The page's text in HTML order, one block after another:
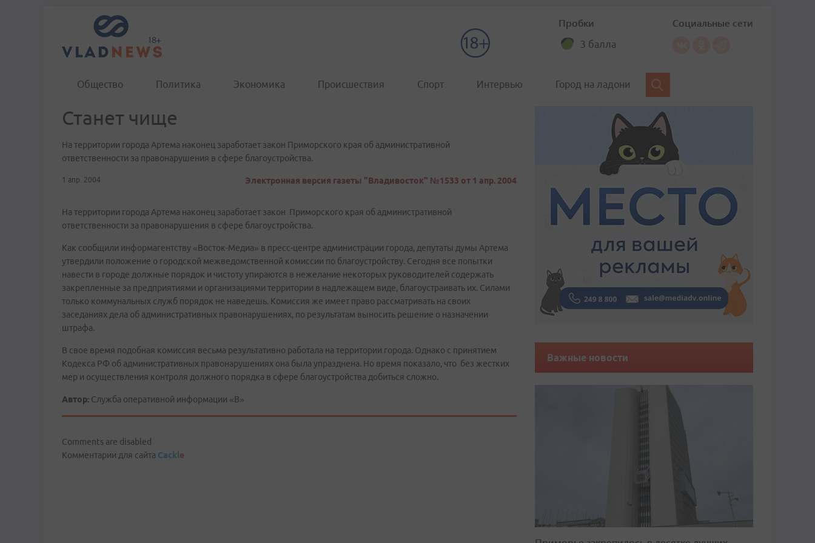
Пробки
3 балла
Социальные сети
Общество Политика Экономика Происшествия Спорт Интервью Город на ладони
Станет чище
На территории города Артема наконец заработает закон Приморского края об административной
ответственности за правонарушения в сфере благоустройства.
1 апр. 2004 Электронная версия газеты "Владивосток" №1533 от 1 апр. 2004
На территории города Артема наконец заработает закон Приморского края об административной
ответственности за правонарушения в сфере благоустройства.
Как сообщили информагентству «Восток-Медиа» в пресс-центре администрации города, депутаты думы Артема
утвердили положение о городской межведомственной комиссии по благоустройству. Сегодня все попытки
навести в городе должные порядок и чистоту упираются в нежелание некоторых руководителей содержать
закрепленные за предприятиями и организациями территории в надлежащем виде, благоустраивать их. Силами
только коммунальных служб порядок не наведешь. Комиссия же имеет право рассматривать на своих
заседаниях дела об административных правонарушениях, по результатам выносить решение о назначении
штрафа.
В свое время подобная комиссия весьма результативно работала на территории города. Однако с принятием
Кодекса РФ об административных правонарушениях она была упразднена. Но время показало, что без жестких
мер и осуществления контроля должного порядка в сфере благоустройства добиться сложно.
Автор: Служба оперативной информации «В»
Comments are disabled
Комментарии для сайта Cackle
Важные новости